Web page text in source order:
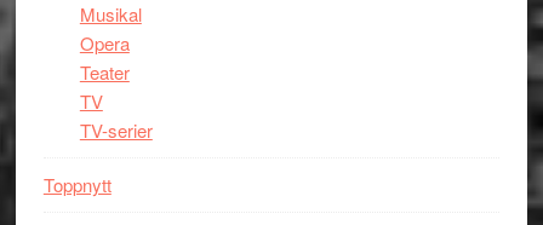
Musikal
Opera
Teater
TV
TV-serier
Toppnytt